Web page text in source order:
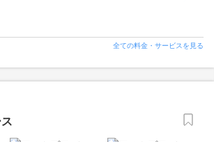
全ての料金・サービスを見る